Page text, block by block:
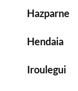
Hazparne
Hendaia
Iroulegui